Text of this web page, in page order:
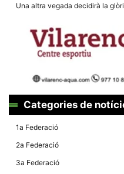
Una altra vegada decidirà la
Categories de
1a Federació
2a Federació
3a Federació